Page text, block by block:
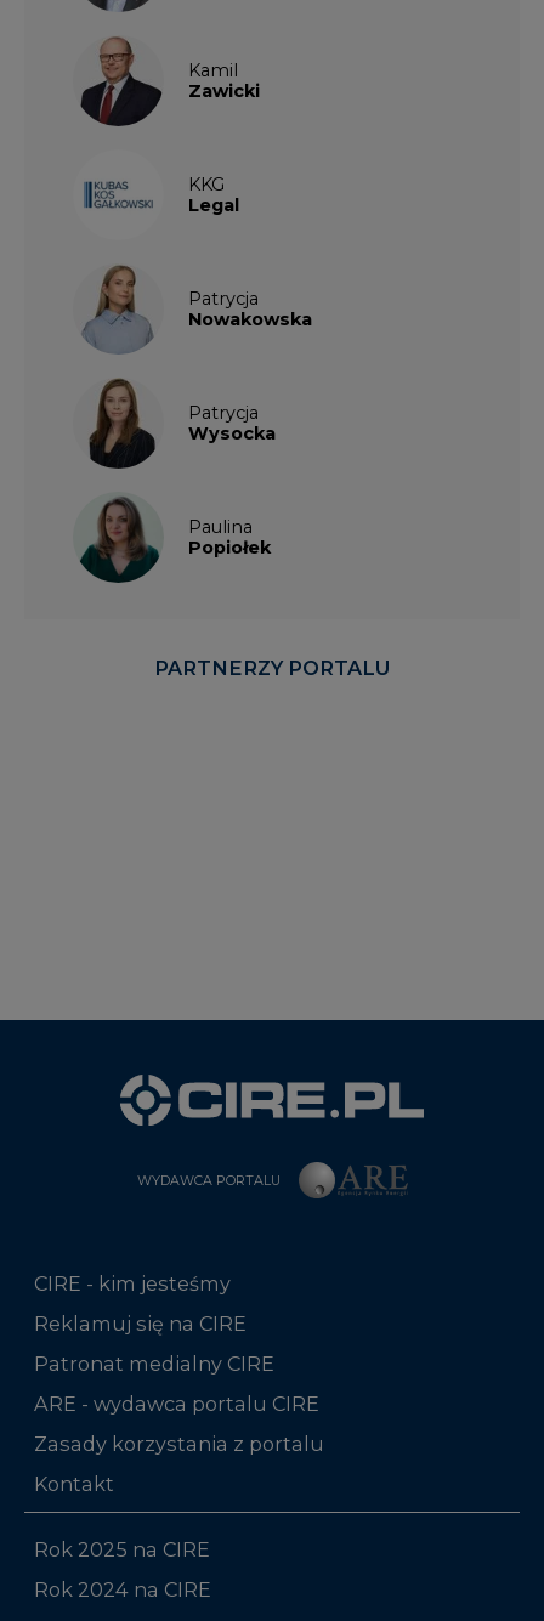
Kamil
Zawicki
KKG
Legal
Patrycja
Nowakowska
Patrycja
Wysocka
Paulina
Popiołek
PARTNERZY PORTALU
WYDAWCA PORTALU
CIRE - kim jesteśmy
Reklamuj się na CIRE
Patronat medialny CIRE
ARE - wydawca portalu CIRE
Zasady korzystania z portalu
Kontakt
Rok 2025 na CIRE
Rok 2024 na CIRE